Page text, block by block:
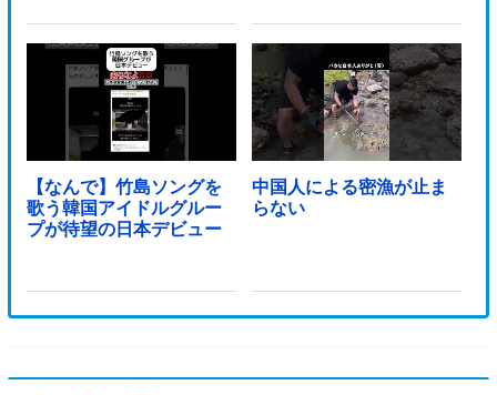
【なんで】竹島ソングを
歌う韓国アイドルグルー
プが待望の日本デビュー
中国人による密漁が止ま
らない